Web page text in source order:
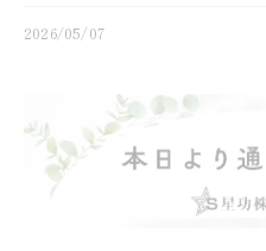
2026/05/07